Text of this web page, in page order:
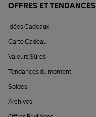
OFFRES ET TENDANCES
Idées Cadeaux
Carte Cadeau
Valeurs Sûres
Tendances du moment
Soldes
Archives